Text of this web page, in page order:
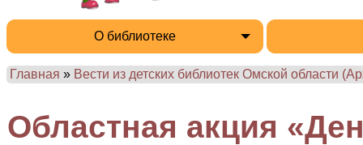
О библиотеке
Главная » Вести из детских библиотек Омской области
Областная акция